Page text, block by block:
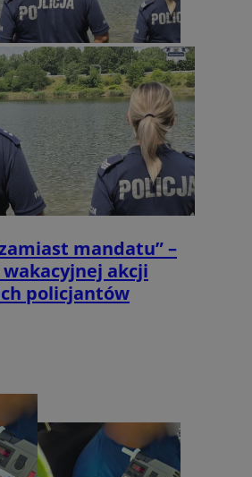
mandatu” –
akcji
policjantów